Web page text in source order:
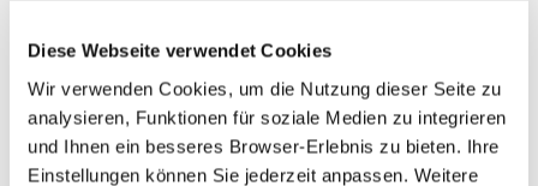
Diese Webseite verwendet Cookies
Wir verwenden Cookies, um die Nutzung dieser Seite zu
analysieren, Funktionen für soziale Medien zu integrieren
und Ihnen ein besseres Browser-Erlebnis zu bieten. Ihre
Einstellungen können Sie jederzeit anpassen. Weitere
- Selztal-Radweg